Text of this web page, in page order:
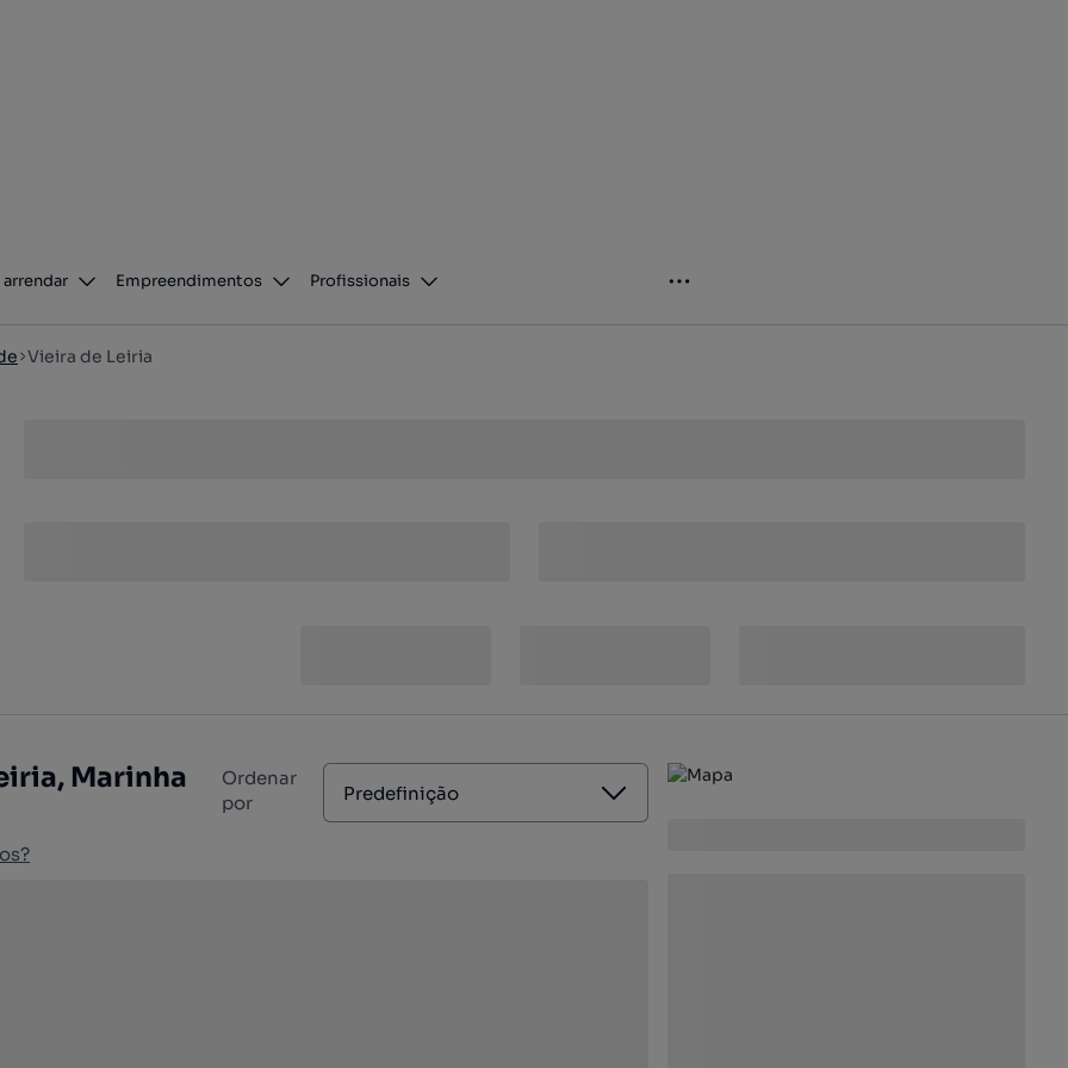
arrendar Empreendimentos Profissionais
Vieira de Leiria
Marinha
Ordenar
por
Predefinição